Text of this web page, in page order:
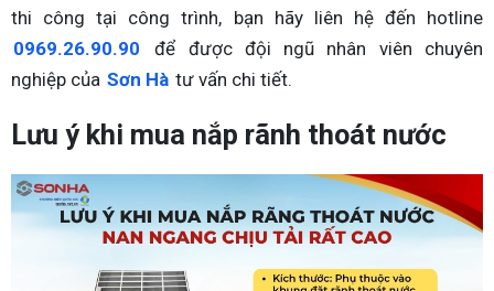
thi công tại công trình, bạn hãy liên hệ đến hotline
0969.26.90.90
để được đội ngũ nhân viên chuyên
nghiệp của Sơn Hà tư vấn chi tiết.
Lưu ý khi mua nắp rãnh thoát nước